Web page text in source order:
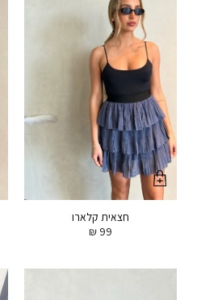
חצאית קלארו
₪ 99